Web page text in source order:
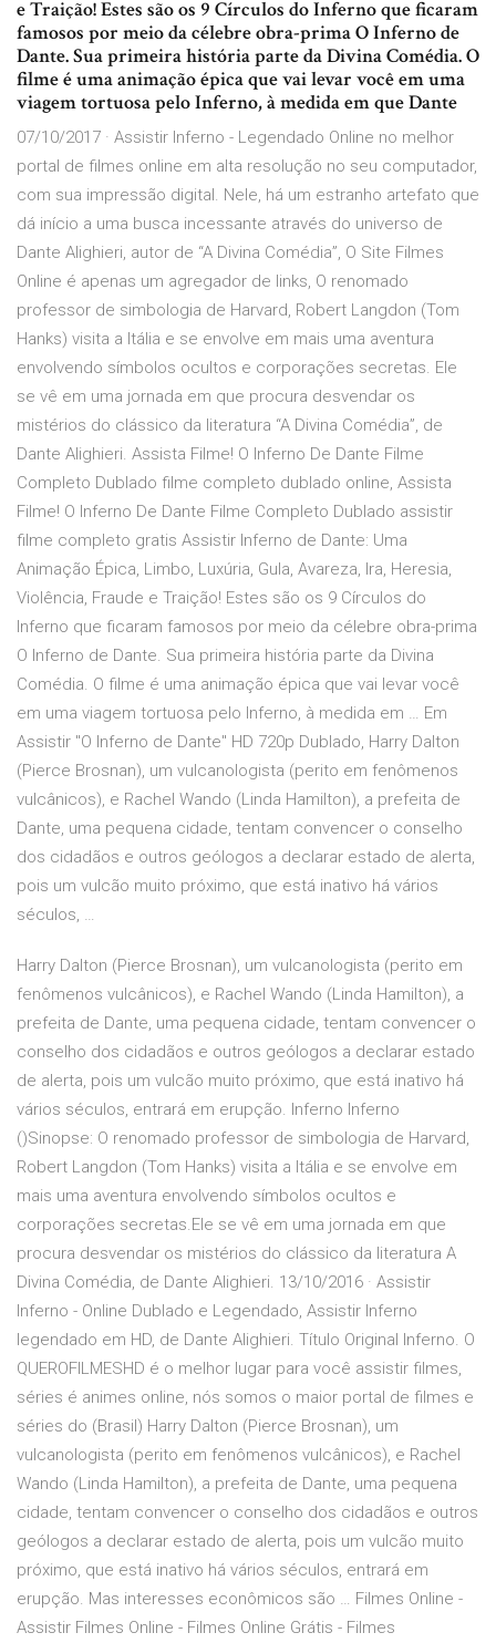
e Traição! Estes são os 9 Círculos do Inferno que ficaram
famosos por meio da célebre obra-prima O Inferno de
Dante. Sua primeira história parte da Divina Comédia. O
filme é uma animação épica que vai levar você em uma
viagem tortuosa pelo Inferno, à medida em que Dante
07/10/2017 · Assistir Inferno - Legendado Online no melhor
portal de filmes online em alta resolução no seu computador,
com sua impressão digital. Nele, há um estranho artefato que
dá início a uma busca incessante através do universo de
Dante Alighieri, autor de “A Divina Comédia”, O Site Filmes
Online é apenas um agregador de links, O renomado
professor de simbologia de Harvard, Robert Langdon (Tom
Hanks) visita a Itália e se envolve em mais uma aventura
envolvendo símbolos ocultos e corporações secretas. Ele
se vê em uma jornada em que procura desvendar os
mistérios do clássico da literatura “A Divina Comédia”, de
Dante Alighieri. Assista Filme! O Inferno De Dante Filme
Completo Dublado filme completo dublado online, Assista
Filme! O Inferno De Dante Filme Completo Dublado assistir
filme completo gratis Assistir Inferno de Dante: Uma
Animação Épica, Limbo, Luxúria, Gula, Avareza, Ira, Heresia,
Violência, Fraude e Traição! Estes são os 9 Círculos do
Inferno que ficaram famosos por meio da célebre obra-prima
O Inferno de Dante. Sua primeira história parte da Divina
Comédia. O filme é uma animação épica que vai levar você
em uma viagem tortuosa pelo Inferno, à medida em … Em
Assistir "O Inferno de Dante" HD 720p Dublado, Harry Dalton
(Pierce Brosnan), um vulcanologista (perito em fenômenos
vulcânicos), e Rachel Wando (Linda Hamilton), a prefeita de
Dante, uma pequena cidade, tentam convencer o conselho
dos cidadãos e outros geólogos a declarar estado de alerta,
pois um vulcão muito próximo, que está inativo há vários
séculos, …
Harry Dalton (Pierce Brosnan), um vulcanologista (perito em
fenômenos vulcânicos), e Rachel Wando (Linda Hamilton), a
prefeita de Dante, uma pequena cidade, tentam convencer o
conselho dos cidadãos e outros geólogos a declarar estado
de alerta, pois um vulcão muito próximo, que está inativo há
vários séculos, entrará em erupção. Inferno Inferno
()Sinopse: O renomado professor de simbologia de Harvard,
Robert Langdon (Tom Hanks) visita a Itália e se envolve em
mais uma aventura envolvendo símbolos ocultos e
corporações secretas.Ele se vê em uma jornada em que
procura desvendar os mistérios do clássico da literatura A
Divina Comédia, de Dante Alighieri. 13/10/2016 · Assistir
Inferno - Online Dublado e Legendado, Assistir Inferno
legendado em HD, de Dante Alighieri. Título Original Inferno. O
QUEROFILMESHD é o melhor lugar para você assistir filmes,
séries é animes online, nós somos o maior portal de filmes e
séries do (Brasil) Harry Dalton (Pierce Brosnan), um
vulcanologista (perito em fenômenos vulcânicos), e Rachel
Wando (Linda Hamilton), a prefeita de Dante, uma pequena
cidade, tentam convencer o conselho dos cidadãos e outros
geólogos a declarar estado de alerta, pois um vulcão muito
próximo, que está inativo há vários séculos, entrará em
erupção. Mas interesses econômicos são … Filmes Online -
Assistir Filmes Online - Filmes Online Grátis - Filmes